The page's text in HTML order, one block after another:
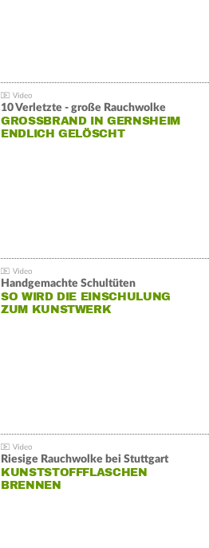
10 Verletzte - große Rauchwolke
GROSSBRAND IN GERNSHEIM E
NDLICH GELÖSCHT
Handgemachte Schultüten
SO WIRD DIE EINSCHULUNG
ZUM KUNSTWERK
Riesige Rauchwolke bei Stuttgart
KUNSTSTOFFFLASCHEN
BRENNEN